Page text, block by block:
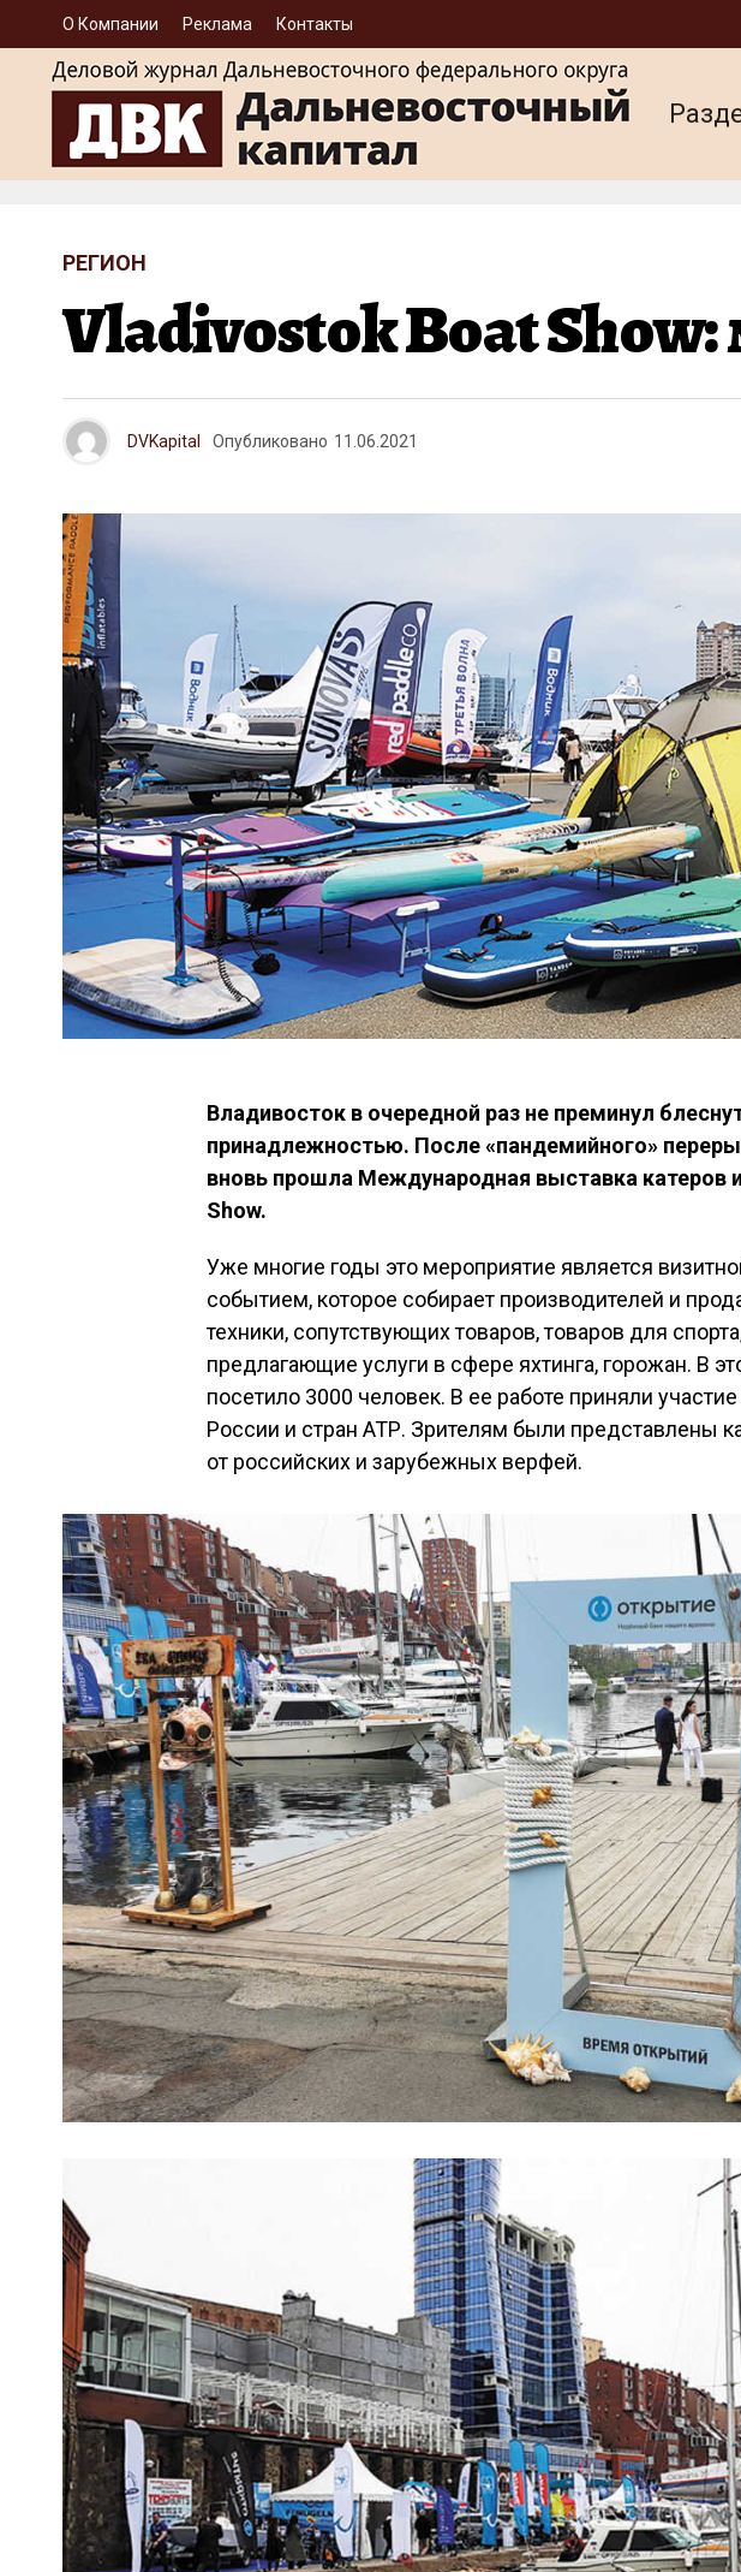
О Компании Реклама Контакты
РЕГИОН
Vladivostok Boat Show:
DVKapital Опубликовано 11.06.2021
Владивосток в очередной раз не преминул
принадлежностью. После «пандемийного»
вновь прошла Международная выставка катеров
Show.
Уже многие годы это мероприятие является
событием, которое собирает производителей и
техники, сопутствующих товаров, товаров для
предлагающие услуги в сфере яхтинга, горожан. В
посетило 3000 человек. В ее работе приняли
России и стран АТР. Зрителям были представлены
от российских и зарубежных верфей.